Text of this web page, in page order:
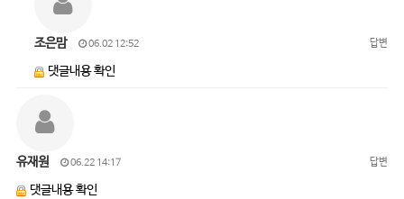
조은맘 06.02 12:52 답변
댓글내용 확인
유재원 06.22 14:17 답변
댓글내용 확인